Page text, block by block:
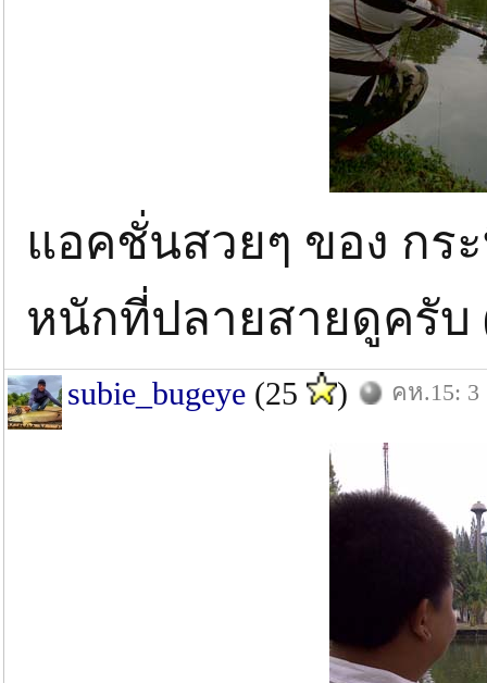
แอคชั่นสวยๆ ของ กร
หนักที่ปลายสายดูครับ
subie_bugeye (25 ) คห.15: 3